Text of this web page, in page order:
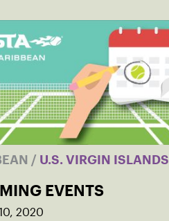
/ U.S. VIRGIN ISLANDS
EVENTS
2020